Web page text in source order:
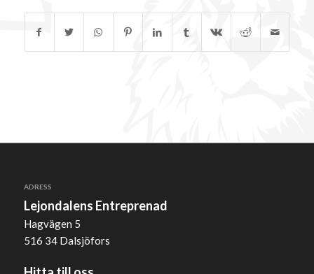
ADRESS
Lejondalens Entreprenad
Hagvägen 5
516 34 Dalsjöfors